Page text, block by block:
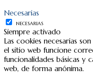
Necesarias
NECESARIAS
Siempre activado
Las cookies necesarias
el sitio web funcione
funcionalidades básicas y
web, de forma anónima.